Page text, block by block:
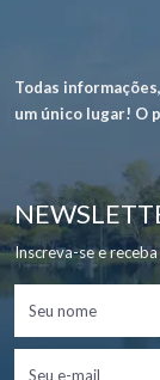
Todas
um único lugar! O
Inscreva-se e